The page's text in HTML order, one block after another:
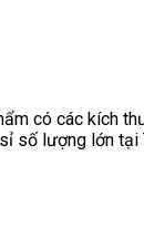
có các kích
số lượng lớn